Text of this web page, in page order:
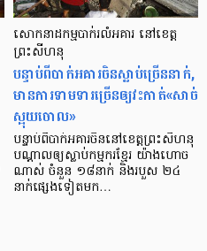
សោកនាដកម្ម​បាក់រលំ​អគារ នៅ​ខេត្ត​
ព្រះសីហនុ
បន្ទាប់​​ពី​​បាក់​​អគារ​ចិន​ស្លាប់​ច្រើននាក់,
មាន​ការ​ទាមទារ​ច្រើន​ឲ្យ​វះ​កាត់​«សាច់​
ស្អុយ​ចោល»
បន្ទាប់​ពី​បាក់​អគារ​ចិន​នៅ​ខេត្ត​ព្រះសីហនុ
បណ្ដាល​ឲ្យ​ស្លាប់​កម្មករ​ខ្មែរ​​ យ៉ាងហោច
ណាស់ ចំនួន ១៨​នាក់​ និង​របួស ២៤​
នាក់​ផ្សេង​ទៀត​មក…